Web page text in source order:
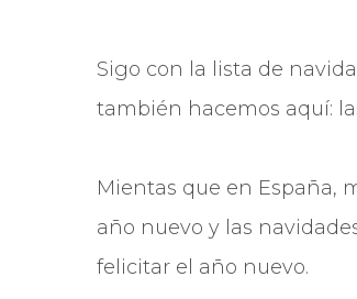
Sigo con la lista de
también hacemos aquí­:
Mientas que en España,
año nuevo y las
felicitar el año nuevo.